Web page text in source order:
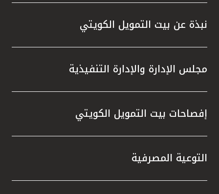
نبذة عن بيت التمويل الكويتي
مجلس الإدارة والإدارة التنفيذية
إفصاحات بيت التمويل الكويتي
التوعية المصرفية